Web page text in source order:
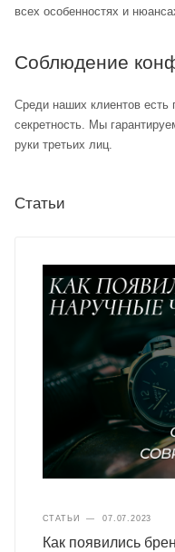
всех особенностях и
Соблюдение
Среди наших клиентов
секретность. Мы
руки третьих лиц.
Статьи
СТАТЬИ — 07.07.2023
Как появились